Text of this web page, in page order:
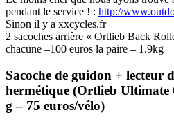
pendant le service ! : http://
Sinon il y a xxcycles.fr
2 sacoches arrière « Ortlieb Back
chacune –100 euros la paire – 1.9kg
Sacoche de guidon + lecteur
hermétique (Ortlieb
g – 75 euros/vélo)